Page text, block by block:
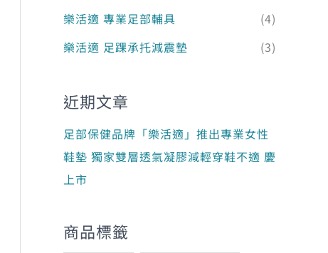
樂活適 專業足部輔具
(4)
樂活適 足踝承托減震墊
(3)
近期文章
足部保健品牌「樂活適」推出專業女性
鞋墊 獨家雙層透氣凝膠減輕穿鞋不適 慶
上市
商品標籤